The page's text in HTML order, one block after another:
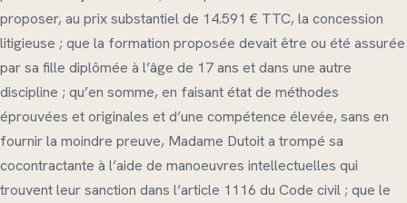
proposer, au prix substantiel de 14.591 € TTC, la concession
litigieuse ; que la formation proposée devait être ou été assurée
par sa fille diplômée à l’âge de 17 ans et dans une autre
discipline ; qu’en somme, en faisant état de méthodes
éprouvées et originales et d’une compétence élevée, sans en
fournir la moindre preuve, Madame Dutoit a trompé sa
cocontractante à l’aide de manoeuvres intellectuelles qui
trouvent leur sanction dans l’article 1116 du Code civil ; que le